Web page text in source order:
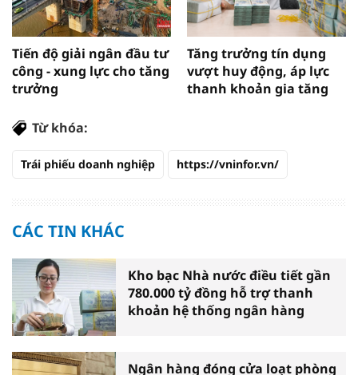
Tiến độ giải ngân đầu tư
công - xung lực cho tăng
trưởng
Tăng trưởng tín dụng
vượt huy động, áp lực
thanh khoản gia tăng
Từ khóa:
Trái phiếu doanh nghiệp https://vninfor.vn/
CÁC TIN KHÁC
Kho bạc Nhà nước điều tiết gần
780.000 tỷ đồng hỗ trợ thanh
khoản hệ thống ngân hàng
Ngân hàng đóng cửa loạt phòng